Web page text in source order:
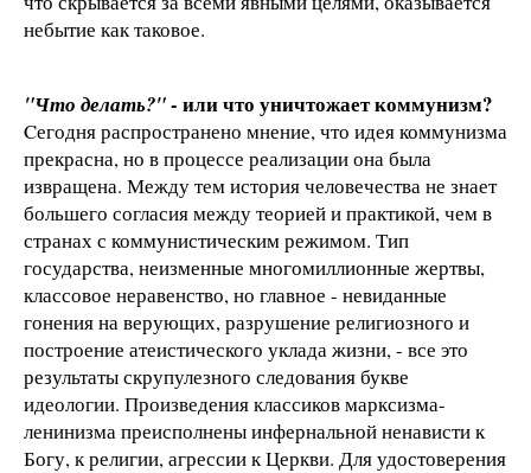
небытие как таковое.
"Что делать?"- или что уничтожает коммунизм?
Cегодня распространено мнение, что идея коммунизма
прекрасна, но в процессе реализации она была
извращена. Между тем история человечества не знает
большего согласия между теорией и практикой, чем в
странах с коммунистическим режимом. Тип
государства, неизменные многомиллионные жертвы,
классовое неравенство, но главное - невиданные
гонения на верующих, разрушение религиозного и
построение атеистического уклада жизни, - все это
результаты скрупулезного следования букве
идеологии. Произведения классиков марксизма-
ленинизма преисполнены инфернальной ненависти к
Богу, к религии, агрессии к Церкви. Для удостоверения